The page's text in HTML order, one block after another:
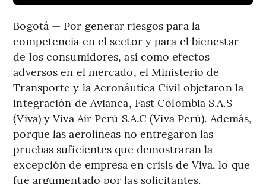
Bogotá — Por generar riesgos para la
competencia en el sector y para el bienestar
de los consumidores, así como efectos
adversos en el mercado, el Ministerio de
Transporte y la Aeronáutica Civil objetaron la
integración de Avianca, Fast Colombia S.A.S
(Viva) y Viva Air Perú S.A.C (Viva Perú). Además,
porque las aerolíneas no entregaron las
pruebas suficientes que demostraran la
excepción de empresa en crisis de Viva, lo que
fue argumentado por las solicitantes.